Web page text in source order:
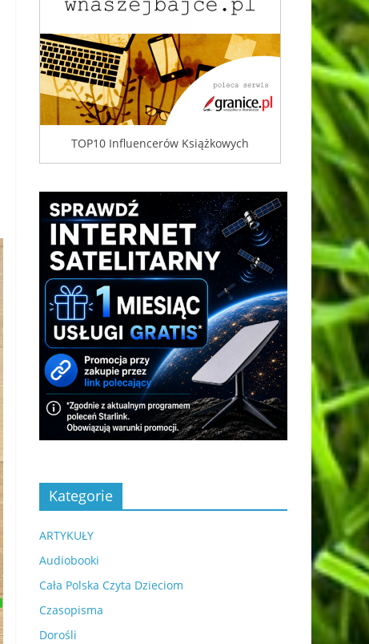
TOP10 Influencerów Książkowych
Kategorie
ARTYKUŁY
Audiobooki
Cała Polska Czyta Dzieciom
Czasopisma
Dorośli